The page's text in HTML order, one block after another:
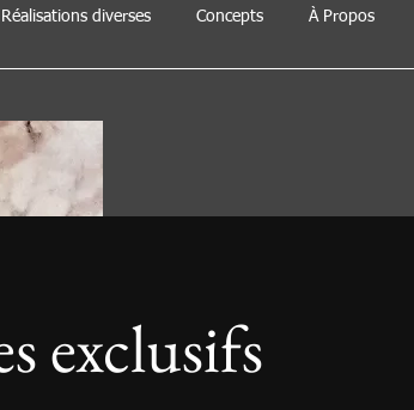
Réalisations diverses Concepts À Propos
exclusifs